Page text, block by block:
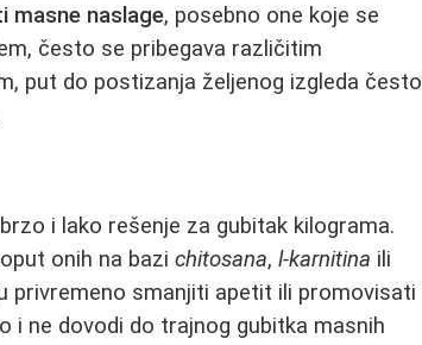
masne naslage, posebno one koje se
često se pribegava različitim
put do postizanja željenog izgleda često
i lako rešenje za gubitak kilograma.
onih na bazichitosana,l-karnitina ili
privremeno smanjiti apetit ili promovisati
ne dovodi do trajnog gubitka masnih